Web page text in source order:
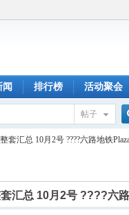
闻 排行榜 活动聚会
帖子
套汇总 10月2号 ????六路地铁
汇总 10月2号 ????六